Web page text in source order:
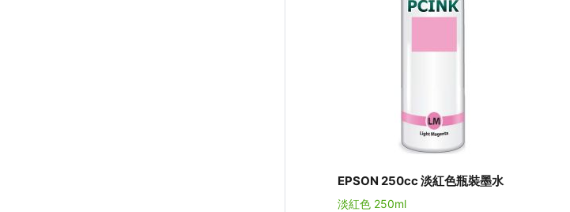
EPSON 250cc 淡紅色瓶裝墨水
淡紅色 250ml